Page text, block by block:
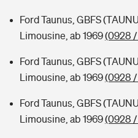
Ford Taunus, GBFS
Limousine, ab 1969(0928
Ford Taunus, GBFS
Limousine, ab 1969(0928 /
Ford Taunus, GBFS
Limousine, ab 1969(0928